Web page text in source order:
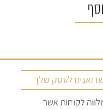
לעסק שלך
לקוחות אשר